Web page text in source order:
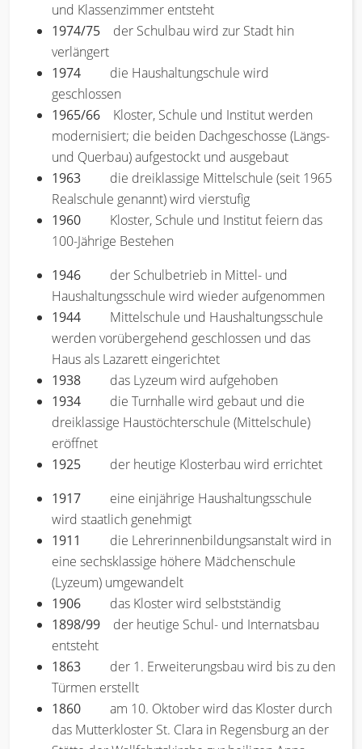
und Klassenzimmer entsteht
1974/75 der Schulbau wird zur Stadt hin
verlängert
1974 die Haushaltungschule wird
geschlossen
1965/66 Kloster, Schule und Institut werden
modernisiert; die beiden Dachgeschosse (Längs-
und Querbau) aufgestockt und ausgebaut
1963 die dreiklassige Mittelschule (seit 1965
Realschule genannt) wird vierstufig
1960 Kloster, Schule und Institut feiern das
100-Jährige Bestehen
1946 der Schulbetrieb in Mittel- und
Haushaltungsschule wird wieder aufgenommen
1944 Mittelschule und Haushaltungsschule
werden vorübergehend geschlossen und das
Haus als Lazarett eingerichtet
1938 das Lyzeum wird aufgehoben
1934 die Turnhalle wird gebaut und die
dreiklassige Haustöchterschule (Mittelschule)
eröffnet
1925 der heutige Klosterbau wird errichtet
1917 eine einjährige Haushaltungsschule
wird staatlich genehmigt
1911 die Lehrerinnenbildungsanstalt wird in
eine sechsklassige höhere Mädchenschule
(Lyzeum) umgewandelt
1906 das Kloster wird selbstständig
1898/99 der heutige Schul- und Internatsbau
entsteht
1863 der 1. Erweiterungsbau wird bis zu den
Türmen erstellt
1860
am 10. Oktober wird das Kloster durch
das Mutterkloster St. Clara in Regensburg an der